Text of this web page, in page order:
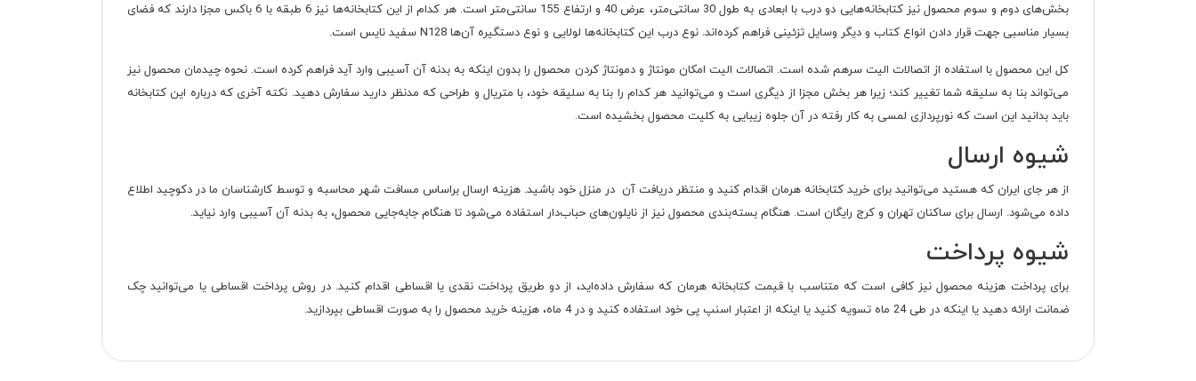
بخش‌های دوم و سوم محصول نیز کتابخانه‌هایی دو درب با ابعادی به طول 30 سانتی‌متر، عرض 40 و ارتفاع 155 سانتی‌متر است. هر کدام از این کتابخانه‌ها نیز 6 طبقه با 6 باکس مجزا دارند که فضای
بسیار مناسبی جهت قرار دادن انواع کتاب و دیگر وسایل تزئینی فراهم کرده‌اند. نوع درب این کتابخانه‌ها لولایی و نوع دستگیره آن‌ها N128 سفید نایس است.
کل این محصول با استفاده از اتصالات الیت سرهم شده است. اتصالات الیت امکان مونتاژ و دمونتاژ کردن محصول را بدون اینکه به بدنه آن آسیبی وارد آید فراهم کرده است. نحوه چیدمان محصول نیز
می‌تواند بنا به سلیقه شما تغییر کند؛ زیرا هر بخش مجزا از دیگری است و می‌توانید هر کدام را بنا به سلیقه خود، با متریال و طراحی که مدنظر دارید سفارش دهید. نکته آخری که درباره این کتابخانه
باید بدانید این است که نورپردازی لمسی به کار رفته در آن جلوه زیبایی به کلیت محصول بخشیده است.
شیوه ارسال
از هر جای ایران که هستید می‌توانید برای خرید کتابخانه هرمان اقدام کنید و منتظر دریافت آن در منزل خود باشید. هزینه ارسال براساس مسافت شهر محاسبه و توسط کارشناسان ما در دکوچید اطلاع
داده می‌شود. ارسال برای ساکنان تهران و کرج رایگان است. هنگام بسته‌بندی محصول نیز از نایلون‌های حباب‌دار استفاده می‌شود تا هنگام جابه‌جایی محصول، به بدنه آن آسیبی وارد نیاید.
شیوه پرداخت
برای پرداخت هزینه محصول نیز کافی است که متناسب با قیمت کتابخانه هرمان که سفارش داده‌اید، از دو طریق پرداخت نقدی یا اقساطی اقدام کنید. در روش پرداخت اقساطی یا می‌توانید چک
ضمانت ارائه دهید یا اینکه در طی 24 ماه تسویه کنید یا اینکه از اعتبار اسنپ پی خود استفاده کنید و در 4 ماه، هزینه خرید محصول را به صورت اقساطی بپردازید.